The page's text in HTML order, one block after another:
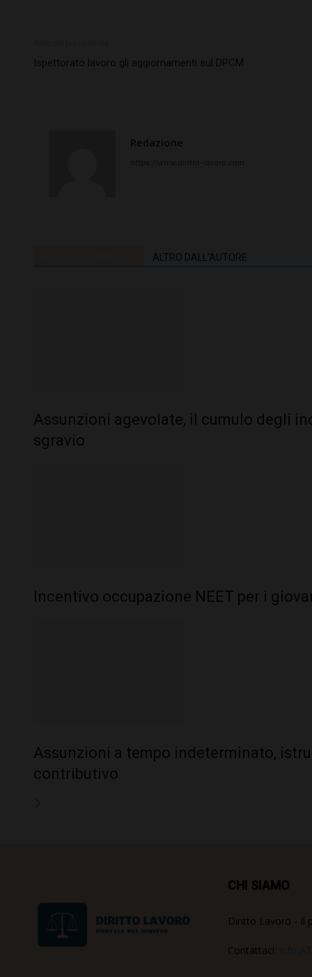
Ispettorato lavoro gli aggiornamenti sul DPCM
Redazione
ALTRO DALL'AUTORE
Assunzioni agevolate, il cumulo degli
sgravio
Incentivo occupazione NEET per i
Assunzioni a tempo indeterminato,
contributivo
CHI SIAMO
Diritto Lavoro - Il
Contattaci: